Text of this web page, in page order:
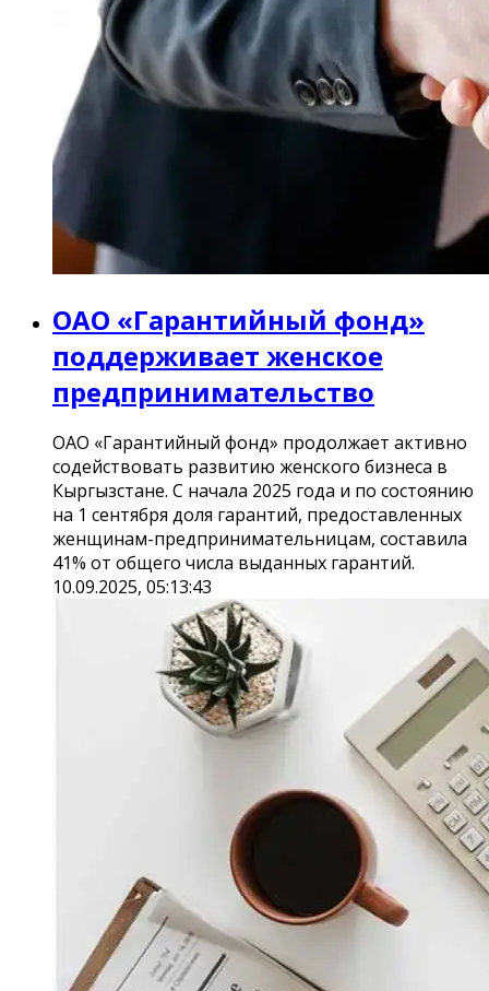
ОАО «Гарантийный фонд»
поддерживает женское
предпринимательство
ОАО «Гарантийный фонд» продолжает активно
содействовать развитию женского бизнеса в
Кыргызстане. С начала 2025 года и по состоянию
на 1 сентября доля гарантий, предоставленных
женщинам-предпринимательницам, составила
41% от общего числа выданных гарантий.
10.09.2025, 05:13:43